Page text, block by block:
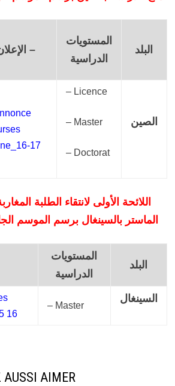
–
المستويات
الدراسية
البلد
17
– Licence
– Master
– Doctorat
الصين
اللائحة الأولى لانتقاء الطلبة
الماستر بالسينغال برسم الموسم الجامعي
المستويات
الدراسية
البلد
16
– Master
السينغال
AUSSI AIMER